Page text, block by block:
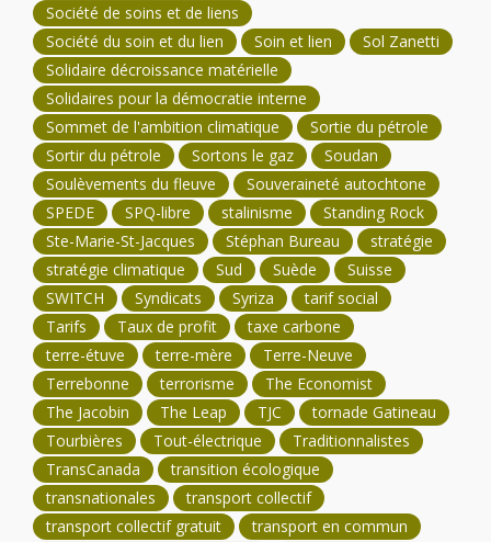
Société de soins et de liens
Société du soin et du lien
Soin et lien
Sol Zanetti
Solidaire décroissance matérielle
Solidaires pour la démocratie interne
Sommet de l'ambition climatique
Sortie du pétrole
Sortir du pétrole
Sortons le gaz
Soudan
Soulèvements du fleuve
Souveraineté autochtone
SPEDE
SPQ-libre stalinisme
Standing Rock
Ste-Marie-St-Jacques
Stéphan Bureau
stratégie
stratégie climatique
Sud Suède
Suisse
SWITCH
Syndicats Syriza
tarif social
Tarifs
Taux de profit
taxe carbone
terre-étuve
terre-mère
Terre-Neuve
Terrebonne
terrorisme
The Economist
The Jacobin
The Leap TJC
tornade Gatineau
Tourbières
Tout-électrique
Traditionnalistes
TransCanada
transition écologique
transnationales
transport collectif
transport collectif gratuit
transport en commun